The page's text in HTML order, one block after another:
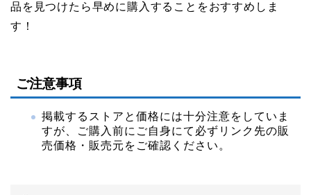
品を見つけたら早めに購入することをおすすめしま
す！
ご注意事項
掲載するストアと価格には十分注意をしていま
すが、ご購入前にご自身にて必ずリンク先の販
売価格・販売元をご確認ください。